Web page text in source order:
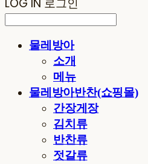
LOG IN 로그인
물레방아
소개
메뉴
물레방아반찬(쇼핑몰)
간장게장
김치류
반찬류
젓갈류